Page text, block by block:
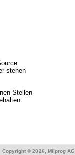
stehen
Stellen
Copyright © 2026, Milprog AG